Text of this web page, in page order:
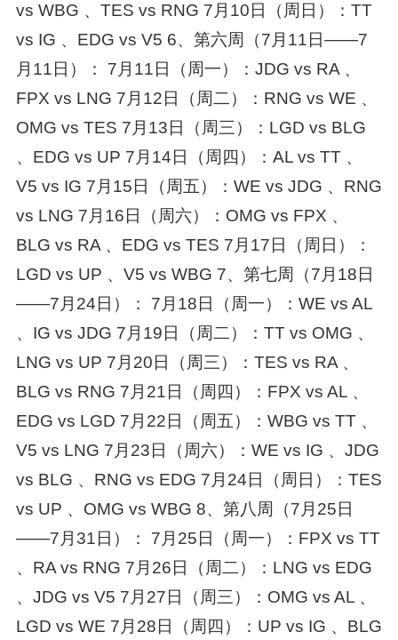
vs WBG 、TES vs RNG 7月10日（周日）：TT
vs IG 、EDG vs V5 6、第六周（7月11日——7
月11日）： 7月11日（周一）：JDG vs RA 、
FPX vs LNG 7月12日（周二）：RNG vs WE 、
OMG vs TES 7月13日（周三）：LGD vs BLG
、EDG vs UP 7月14日（周四）：AL vs TT 、
V5 vs IG 7月15日（周五）：WE vs JDG 、RNG
vs LNG 7月16日（周六）：OMG vs FPX 、
BLG vs RA 、EDG vs TES 7月17日（周日）：
LGD vs UP 、V5 vs WBG 7、第七周（7月18日
——7月24日）： 7月18日（周一）：WE vs AL
、IG vs JDG 7月19日（周二）：TT vs OMG 、
LNG vs UP 7月20日（周三）：TES vs RA 、
BLG vs RNG 7月21日（周四）：FPX vs AL 、
EDG vs LGD 7月22日（周五）：WBG vs TT 、
V5 vs LNG 7月23日（周六）：WE vs IG 、JDG
vs BLG 、RNG vs EDG 7月24日（周日）：TES
vs UP 、OMG vs WBG 8、第八周（7月25日
——7月31日）： 7月25日（周一）：FPX vs TT
、RA vs RNG 7月26日（周二）：LNG vs EDG
、JDG vs V5 7月27日（周三）：OMG vs AL 、
LGD vs WE 7月28日（周四）：UP vs IG 、BLG